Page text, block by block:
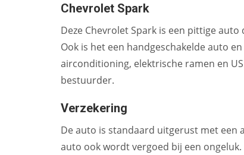
Chevrolet Spark
Deze Chevrolet Spark is een pittige
Ook is het een handgeschakelde auto
airconditioning, elektrische ramen en
bestuurder.
Verzekering
De auto is standaard uitgerust met een
auto ook wordt vergoed bij een